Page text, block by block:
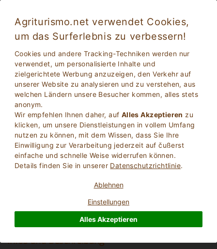
Agriturismo.net verwendet Cookies,
um das Surferlebnis zu verbessern!
Cookies und andere Tracking-Techniken werden nur
verwendet, um personalisierte Inhalte und
zielgerichtete Werbung anzuzeigen, den Verkehr auf
unserer Website zu analysieren und zu verstehen, aus
welchen Ländern unsere Besucher kommen, alles stets
anonym.
Wir empfehlen Ihnen daher, auf Alles Akzeptieren zu
klicken, um unsere Dienstleistungen in vollem Umfang
nutzen zu können, mit dem Wissen, dass Sie Ihre
Einwilligung zur Verarbeitung jederzeit auf čußerst
einfache und schnelle Weise widerrufen können.
Details finden Sie in unserer Datenschutzrichtlinie.
Ablehnen
Einstellungen
Alles Akzeptieren
Ferien in Bauernhaus mit Klimaanlage
2Erwachsene
0Kinder SUCHE
Infos und Beschreibung